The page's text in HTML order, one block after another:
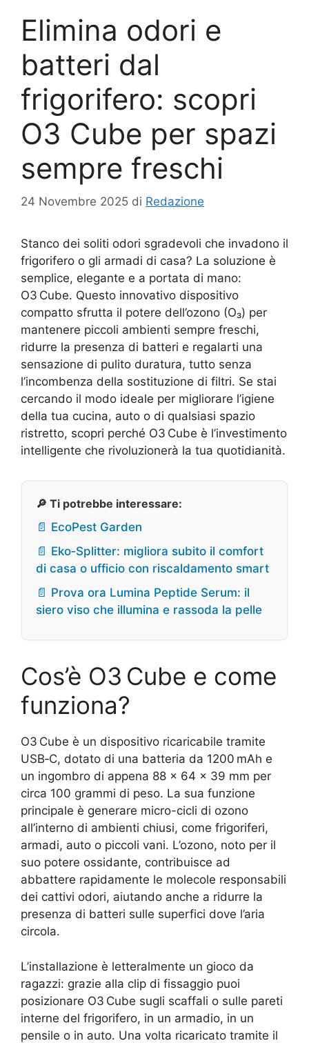
Elimina odori e
batteri dal
frigorifero: scopri
O3 Cube per spazi
sempre freschi
24 Novembre 2025 di Redazione
Stanco dei soliti odori sgradevoli che invadono il
frigorifero o gli armadi di casa? La soluzione è
semplice, elegante e a portata di mano:
O3 Cube. Questo innovativo dispositivo
compatto sfrutta il potere dell’ozono (O₃) per
mantenere piccoli ambienti sempre freschi,
ridurre la presenza di batteri e regalarti una
sensazione di pulito duratura, tutto senza
l’incombenza della sostituzione di filtri. Se stai
cercando il modo ideale per migliorare l’igiene
della tua cucina, auto o di qualsiasi spazio
ristretto, scopri perché O3 Cube è l’investimento
intelligente che rivoluzionerà la tua quotidianità.
🔎 Ti potrebbe interessare:
📄 EcoPest Garden
📄 Eko‑Splitter: migliora subito il comfort
di casa o ufficio con riscaldamento smart
📄 Prova ora Lumina Peptide Serum: il
siero viso che illumina e rassoda la pelle
Cos’è O3 Cube e come
funziona?
O3 Cube è un dispositivo ricaricabile tramite
USB‑C, dotato di una batteria da 1200 mAh e
un ingombro di appena 88 × 64 × 39 mm per
circa 100 grammi di peso. La sua funzione
principale è generare micro-cicli di ozono
all’interno di ambienti chiusi, come frigoriferi,
armadi, auto o piccoli vani. L’ozono, noto per il
suo potere ossidante, contribuisce ad
abbattere rapidamente le molecole responsabili
dei cattivi odori, aiutando anche a ridurre la
presenza di batteri sulle superfici dove l’aria
circola.
L’installazione è letteralmente un gioco da
ragazzi: grazie alla clip di fissaggio puoi
posizionare O3 Cube sugli scaffali o sulle pareti
interne del frigorifero, in un armadio, in un
pensile o in auto. Una volta ricaricato tramite il